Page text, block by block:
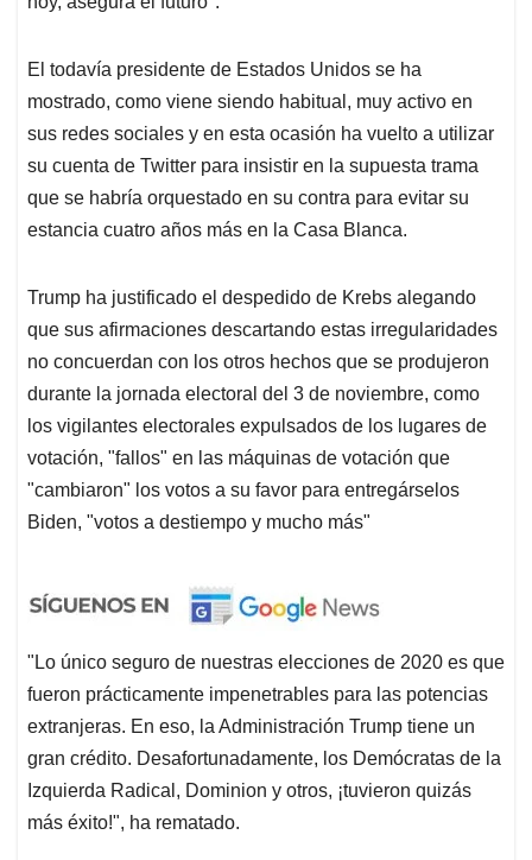
El todavía presidente de Estados Unidos se ha
mostrado, como viene siendo habitual, muy activo en
sus redes sociales y en esta ocasión ha vuelto a utilizar
su cuenta de Twitter para insistir en la supuesta trama
que se habría orquestado en su contra para evitar su
estancia cuatro años más en la Casa Blanca.
Trump ha justificado el despedido de Krebs alegando
que sus afirmaciones descartando estas irregularidades
no concuerdan con los otros hechos que se produjeron
durante la jornada electoral del 3 de noviembre, como
los vigilantes electorales expulsados de los lugares de
votación, "fallos" en las máquinas de votación que
"cambiaron" los votos a su favor para entregárselos
Biden, "votos a destiempo y mucho más"
"Lo único seguro de nuestras elecciones de 2020 es que
fueron prácticamente impenetrables para las potencias
extranjeras. En eso, la Administración Trump tiene un
gran crédito. Desafortunadamente, los Demócratas de la
Izquierda Radical, Dominion y otros, ¡tuvieron quizás
más éxito!", ha rematado.